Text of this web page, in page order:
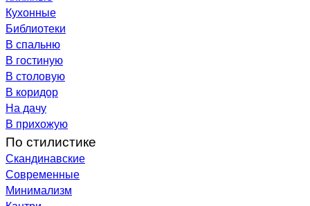
Кухонные
Библиотеки
В спальню
В гостиную
В столовую
В коридор
На дачу
В прихожую
По стилистике
Скандинавские
Современные
Минимализм